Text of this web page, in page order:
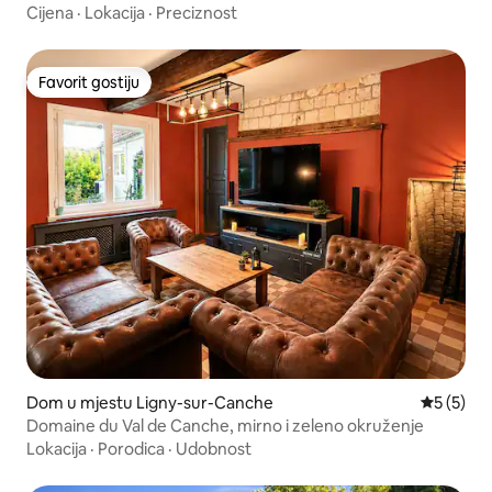
Cijena · Lokacija · Preciznost
Favorit gostiju
Favorit gostiju
Dom u mjestu Ligny-sur-Canche
5 (5)
Domaine du Val de Canche, mirno i zeleno okruženje
Lokacija · Porodica · Udobnost